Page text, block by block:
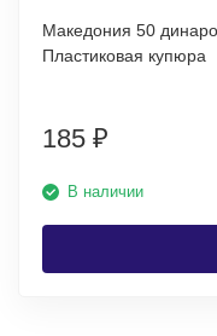
Македония 50
Пластиковая купюра
185 ₽
В наличии